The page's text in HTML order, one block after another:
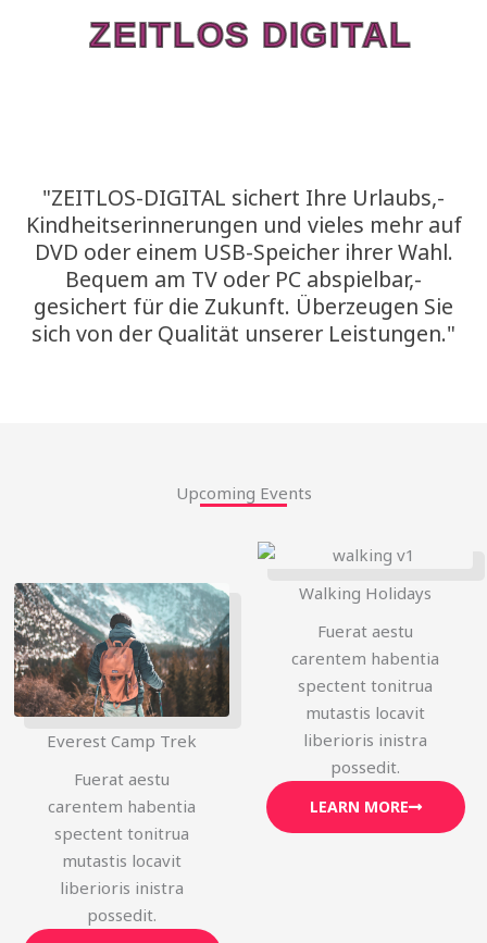
ZEITLOS DIGITAL
"ZEITLOS-DIGITAL sichert Ihre Urlaubs,-
Kindheitserinnerungen und vieles mehr auf
DVD oder einem USB-Speicher ihrer Wahl.
Bequem am TV oder PC abspielbar,-
gesichert für die Zukunft. Überzeugen Sie
sich von der Qualität unserer Leistungen."
Upcoming Events
Everest Camp Trek
Fuerat aestu
carentem habentia
spectent tonitrua
mutastis locavit
liberioris inistra
possedit.
Walking Holidays
Fuerat aestu
carentem habentia
spectent tonitrua
mutastis locavit
liberioris inistra
possedit.
LEARN MORE